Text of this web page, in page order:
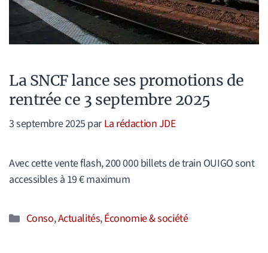
La SNCF lance ses promotions de
rentrée ce 3 septembre 2025
3 septembre 2025 parLa rédaction JDE
Avec cette vente flash, 200 000 billets de train OUIGO sont
accessibles à 19 € maximum
Catégories
Conso,Actualités,Économie & société